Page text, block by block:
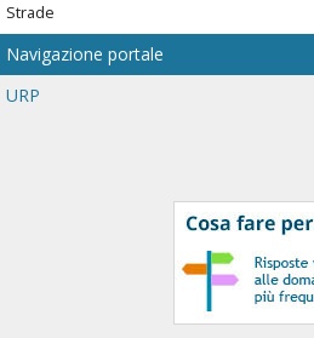
di
navigazione
Strade
Navigazione portale
URP